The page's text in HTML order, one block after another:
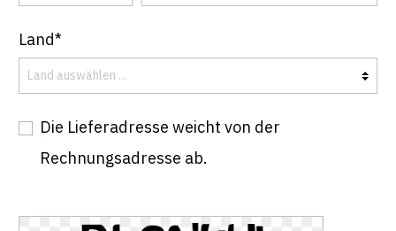
Land*
Die Lieferadresse weicht von der
Rechnungsadresse ab.